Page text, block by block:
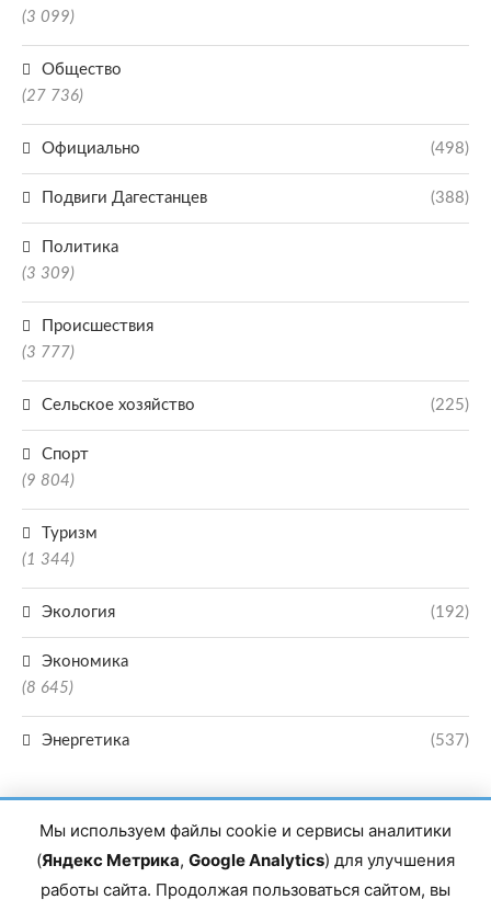
(3 099)
Общество
(27 736)
Официально (498)
Подвиги Дагестанцев (388)
Политика
(3 309)
Происшествия
(3 777)
Сельское хозяйство (225)
Спорт
(9 804)
Туризм
(1 344)
Экология (192)
Экономика
(8 645)
Энергетика (537)
Главный редактор сетевого издания Магомаев Тимур Нухович. Контакты
Мы используем файлы cookie и сервисы аналитики
(Яндекс Метрика, Google Analytics) для улучшения
работы сайта. Продолжая пользоваться сайтом, вы